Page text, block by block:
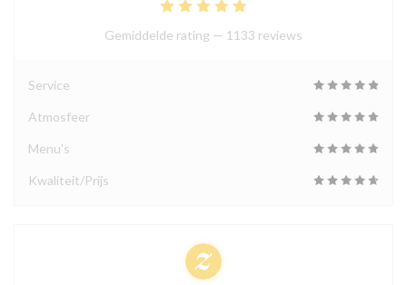
Gemiddelde rating — 1133 reviews
Service
Atmosfeer
Menu's
Kwaliteit/Prijs